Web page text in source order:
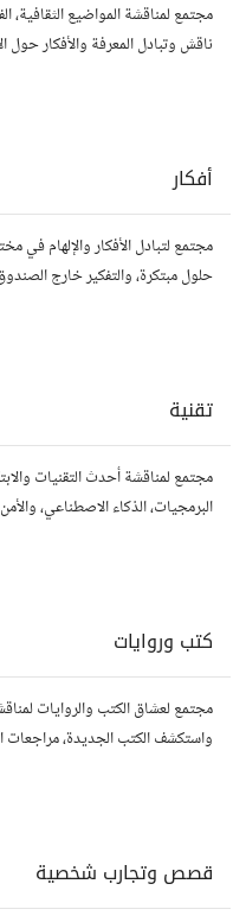
مجتمع لمناقشة المواضيع الثقافية،
ناقش وتبادل المعرفة والأفكار حول
أفكار
مجتمع لتبادل الأفكار والإلهام في
حلول مبتكرة، والتفكير خارج
تقنية
مجتمع لمناقشة أحدث التقنيات
البرمجيات، الذكاء الاصطناعي،
كتب وروايات
مجتمع لعشاق الكتب والروايات
واستكشف الكتب الجديدة، مراجعات
قصص وتجارب شخصية